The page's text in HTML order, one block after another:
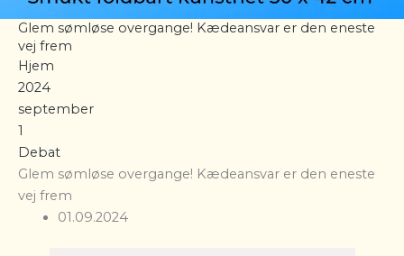
Glem sømløse overgange! Kædeansvar er den eneste
vej frem
Hjem
2024
september
1
Debat
Glem sømløse overgange! Kædeansvar er den eneste
vej frem
01.09.2024